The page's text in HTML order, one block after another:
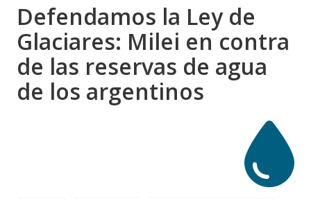
Defendamos la Ley de
Glaciares: Milei en contra
de las reservas de agua
de los argentinos